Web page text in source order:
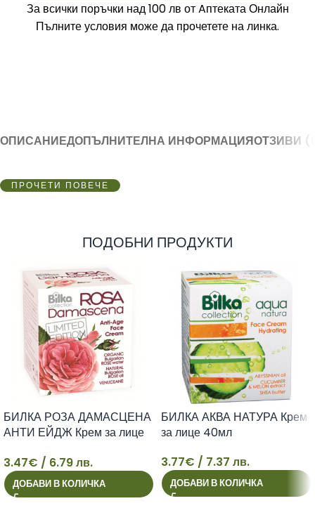
За всички поръчки над 100 лв от Aптеката Онлайн
Пълните условия може да прочетете на линка.
ОПИСАНИЕДОПЪЛНИТЕЛНА ИНФОРМАЦИЯОТЗИВИ
ПРОЧЕТИ ПОВЕЧЕ
ПОДОБНИ ПРОДУКТИ
3
БИЛКА РОЗА ДАМАСЦЕНА
АНТИ ЕЙДЖ Крем за лице
3.47€ / 6.79 лв.
ДОБАВИ В КОЛИЧКА
3
БИЛКА АКВА НАТУРА Крем
за лице 40мл
3.77€ / 7.37 лв.
ДОБАВИ В КОЛИЧКА